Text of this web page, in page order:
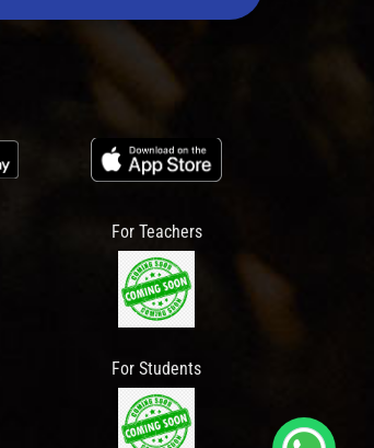
For Teachers
For Students